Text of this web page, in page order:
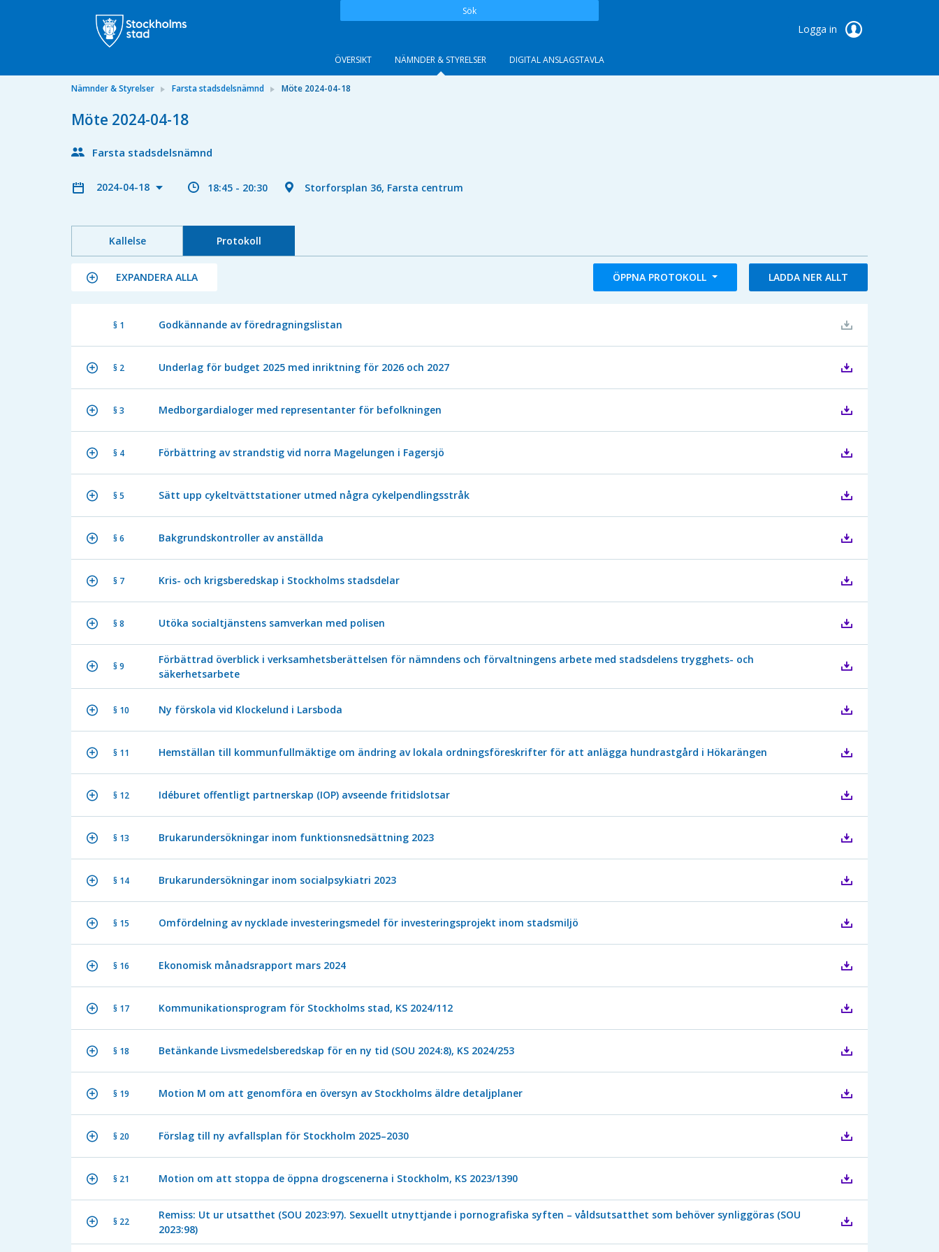
Sök
Logga in
ÖVERSIKT NÄMNDER & STYRELSER DIGITAL ANSLAGSTAVLA
Nämnder & Styrelser Farsta stadsdelsnämnd Möte 2024-04-18
Möte 2024-04-18
Farsta stadsdelsnämnd
2024-04-18 18:45 - 20:30 Storforsplan 36, Farsta centrum
Kallelse Protokoll
EXPANDERA ALLA ÖPPNA PROTOKOLL LADDA NER ALLT
§ 1 Godkännande av föredragningslistan
§ 2 Underlag för budget 2025 med inriktning för 2026 och 2027
§ 3 Medborgardialoger med representanter för befolkningen
§ 4 Förbättring av strandstig vid norra Magelungen i Fagersjö
§ 5 Sätt upp cykeltvättstationer utmed några cykelpendlingsstråk
§ 6 Bakgrundskontroller av anställda
§ 7 Kris- och krigsberedskap i Stockholms stadsdelar
§ 8 Utöka socialtjänstens samverkan med polisen
§ 9
Förbättrad överblick i verksamhetsberättelsen för nämndens och förvaltningens arbete med stadsdelens trygghets- och
säkerhetsarbete
§ 10 Ny förskola vid Klockelund i Larsboda
§ 11 Hemställan till kommunfullmäktige om ändring av lokala ordningsföreskrifter för att anlägga hundrastgård i Hökarängen
§ 12 Idéburet offentligt partnerskap (IOP) avseende fritidslotsar
§ 13 Brukarundersökningar inom funktionsnedsättning 2023
§ 14 Brukarundersökningar inom socialpsykiatri 2023
§ 15 Omfördelning av nycklade investeringsmedel för investeringsprojekt inom stadsmiljö
§ 16 Ekonomisk månadsrapport mars 2024
§ 17 Kommunikationsprogram för Stockholms stad, KS 2024/112
§ 18 Betänkande Livsmedelsberedskap för en ny tid (SOU 2024:8), KS 2024/253
§ 19 Motion M om att genomföra en översyn av Stockholms äldre detaljplaner
§ 20 Förslag till ny avfallsplan för Stockholm 2025–2030
§ 21 Motion om att stoppa de öppna drogscenerna i Stockholm, KS 2023/1390
§ 22
Remiss: Ut ur utsatthet (SOU 2023:97). Sexuellt utnyttjande i pornografiska syften – våldsutsatthet som behöver synliggöras (SOU
2023:98)